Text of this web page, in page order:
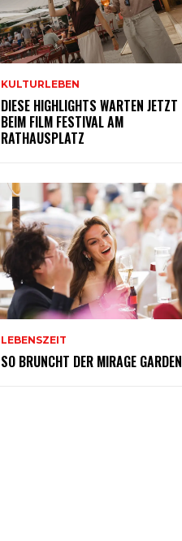
KULTURLEBEN
DIESE HIGHLIGHTS WARTEN JETZT
BEIM FILM FESTIVAL AM
RATHAUSPLATZ
LEBENSZEIT
SO BRUNCHT DER MIRAGE GARDEN